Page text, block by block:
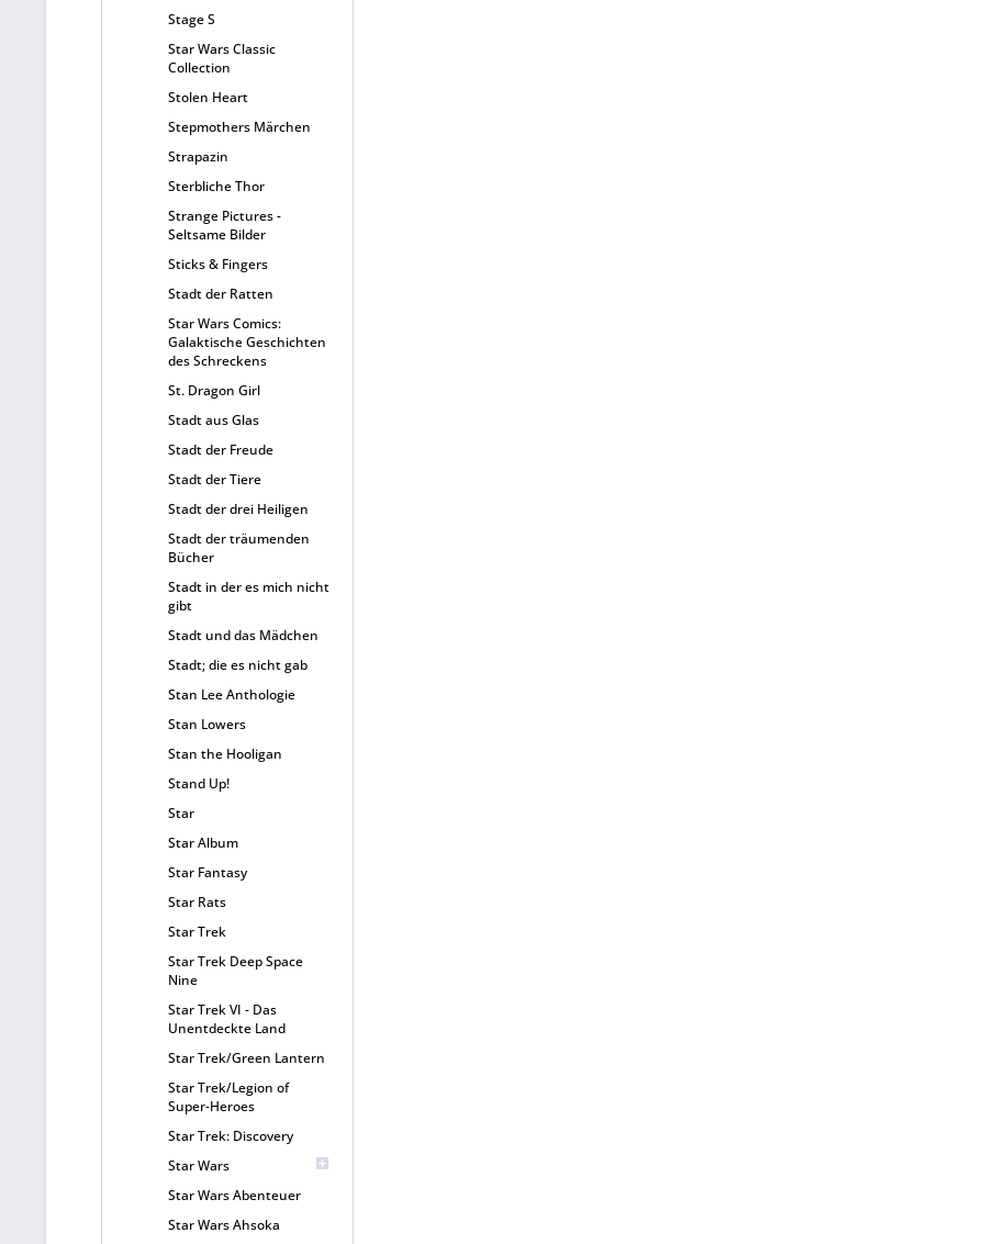
Stage S
Star Wars Classic
Collection
Stolen Heart
Stepmothers Märchen
Strapazin
Sterbliche Thor
Strange Pictures -
Seltsame Bilder
Sticks & Fingers
Stadt der Ratten
Star Wars Comics:
Galaktische Geschichten
des Schreckens
St. Dragon Girl
Stadt aus Glas
Stadt der Freude
Stadt der Tiere
Stadt der drei Heiligen
Stadt der träumenden
Bücher
Stadt in der es mich nicht
gibt
Stadt und das Mädchen
Stadt; die es nicht gab
Stan Lee Anthologie
Stan Lowers
Stan the Hooligan
Stand Up!
Star
Star Album
Star Fantasy
Star Rats
Star Trek
Star Trek Deep Space
Nine
Star Trek VI - Das
Unentdeckte Land
Star Trek/Green Lantern
Star Trek/Legion of
Super-Heroes
Star Trek: Discovery
Star Wars
Star Wars Abenteuer
Star Wars Ahsoka